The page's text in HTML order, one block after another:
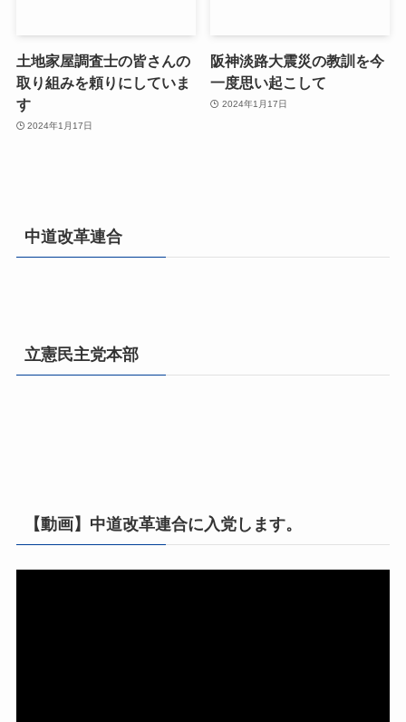
土地家屋調査士の皆さんの
取り組みを頼りにしていま
す
2024年1月17日
阪神淡路大震災の教訓を今
一度思い起こして
2024年1月17日
中道改革連合
立憲民主党本部
【動画】中道改革連合に入党します。